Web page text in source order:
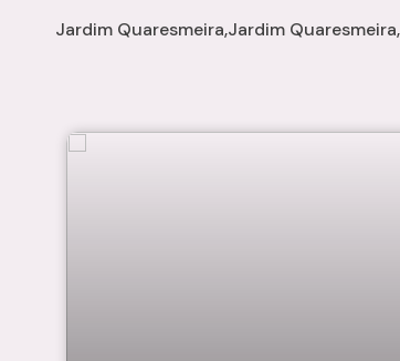
Jardim Quaresmeira Jardim Quaresmeira